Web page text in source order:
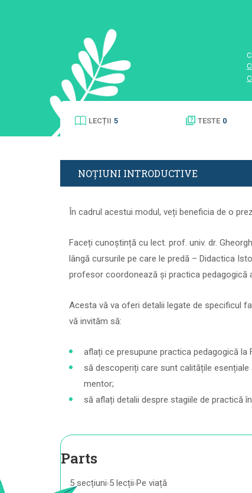
LECȚII 5 TESTE 0
NOȚIUNI INTRODUCTIVE
În cadrul acestui modul, veți beneficia de o
Faceți cunoștință cu lect. prof. univ. dr.
lângă cursurile pe care le predă – Didactica
profesor coordonează și practica pedagogică
Acesta vă va oferi detalii legate de specificul
vă invităm să:
aflați ce presupune practica pedagogică la
să descoperiți care sunt calitățile
mentor;
să aflați detalii despre stagiile de practică
Parts
5 secțiuni 5 lecții Pe viață